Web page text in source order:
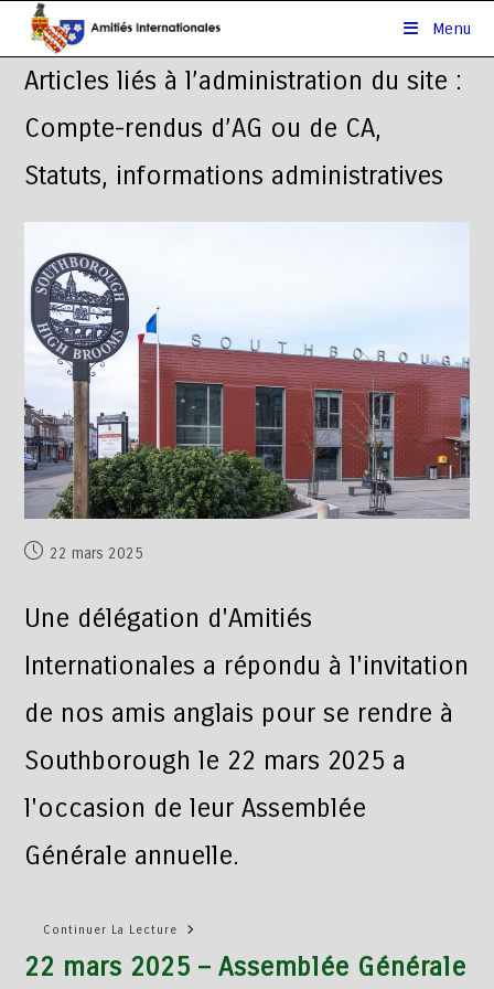
Menu
Articles liés à l’administration du site :
Compte-rendus d’AG ou de CA,
Statuts, informations administratives
22 mars 2025
Une délégation d'Amitiés
Internationales a répondu à l'invitation
de nos amis anglais pour se rendre à
Southborough le 22 mars 2025 a
l'occasion de leur Assemblée
Générale annuelle.
Continuer La Lecture
22 mars 2025 – Assemblée Générale